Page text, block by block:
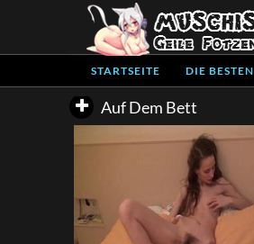
STARTSEITE DIE BESTEN
Auf Dem Bett